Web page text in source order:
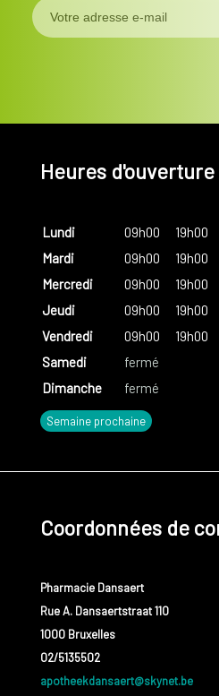
Heures d'ouverture
Lundi 09h00
19h00
Mardi
09h00
19h00
Mercredi
09h00
19h00
Jeudi
09h00
19h00
Vendredi
09h00
19h00
Samedi
fermé
Dimanche
fermé
Semaine prochaine
Coordonnées de
Pharmacie Dansaert
Rue A. Dansaertstraat 110
1000 Bruxelles
02/5135502
apotheekdansaert@skynet.be